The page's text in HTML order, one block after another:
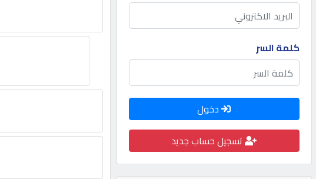
طلب
الاحصائيات
الأقسام
شركات
مميزة
كلمة السر
دخول
تسجيل حساب جديد